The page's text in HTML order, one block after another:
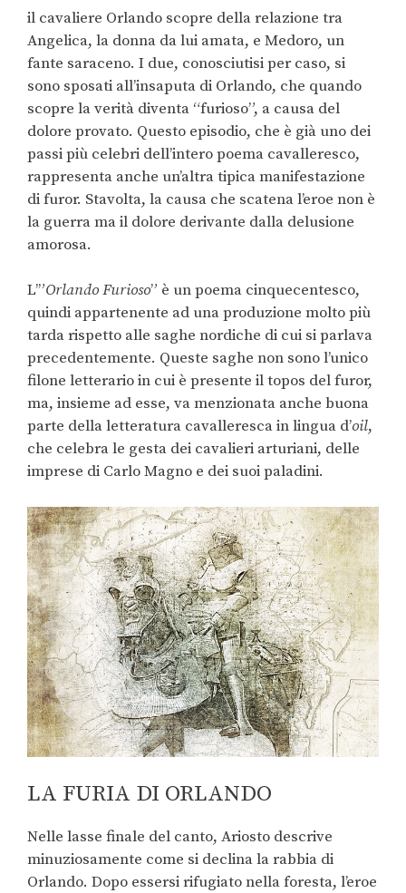
il cavaliere Orlando scopre della relazione tra
Angelica, la donna da lui amata, e Medoro, un
fante saraceno. I due, conosciutisi per caso, si
sono sposati all’insaputa di Orlando, che quando
scopre la verità diventa “furioso”, a causa del
dolore provato. Questo episodio, che è già uno dei
passi più celebri dell’intero poema cavalleresco,
rappresenta anche un’altra tipica manifestazione
di furor. Stavolta, la causa che scatena l’eroe non è
la guerra ma il dolore derivante dalla delusione
amorosa.
L’”Orlando Furioso” è un poema cinquecentesco,
quindi appartenente ad una produzione molto più
tarda rispetto alle saghe nordiche di cui si parlava
precedentemente. Queste saghe non sono l’unico
filone letterario in cui è presente il topos del furor,
ma, insieme ad esse, va menzionata anche buona
parte della letteratura cavalleresca in lingua d’oil,
che celebra le gesta dei cavalieri arturiani, delle
imprese di Carlo Magno e dei suoi paladini.
LA FURIA DI ORLANDO
Nelle lasse finale del canto, Ariosto descrive
minuziosamente come si declina la rabbia di
Orlando. Dopo essersi rifugiato nella foresta, l’eroe